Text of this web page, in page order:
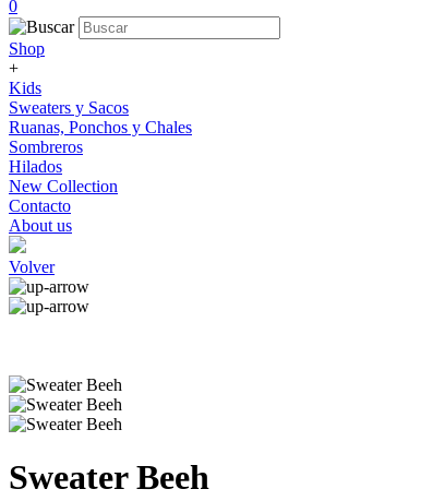
0
Shop
+
Kids
Sweaters y Sacos
Ruanas, Ponchos y Chales
Sombreros
Hilados
New Collection
Contacto
About us
Volver
Sweater Beeh